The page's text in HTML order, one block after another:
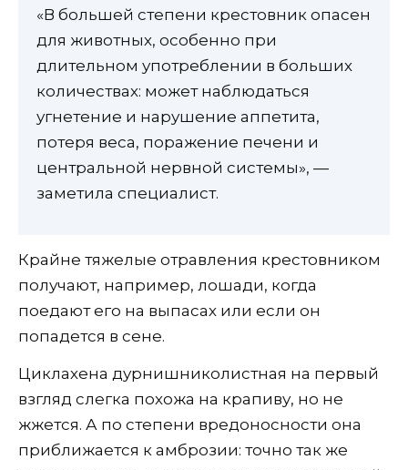
«В большей степени крестовник опасен
для животных, особенно при
длительном употреблении в больших
количествах: может наблюдаться
угнетение и нарушение аппетита,
потеря веса, поражение печени и
центральной нервной системы», —
заметила специалист.
Крайне тяжелые отравления крестовником
получают, например, лошади, когда
поедают его на выпасах или если он
попадется в сене.
Циклахена дурнишниколистная на первый
взгляд слегка похожа на крапиву, но не
жжется. А по степени вредоносности она
приближается к амброзии: точно так же